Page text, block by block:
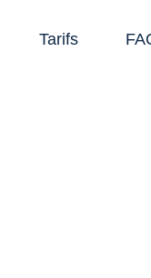
Tarifs